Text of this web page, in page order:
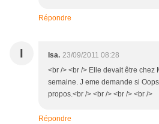
Répondre
I Isa. 23/09/2011 08:28
<br /> <br /> Elle devait être chez
semaine. J eme demande si
propos.<br /> <br /> <br /> <br />
Répondre